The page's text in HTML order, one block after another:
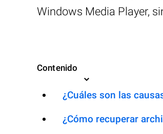
Windows Media Player,
Contenido
¿Cuáles son las
¿Cómo recuperar